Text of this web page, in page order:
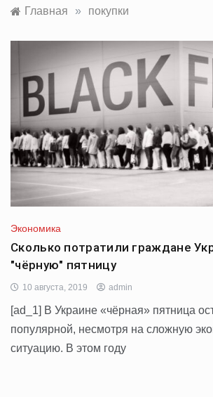
Главная » покупки
Экономика
Сколько потратили граждане
"чёрную" пятницу
10 августа, 2019 admin
[ad_1] В Украине «чёрная» пятница
популярной, несмотря на сложную
ситуацию. В этом году